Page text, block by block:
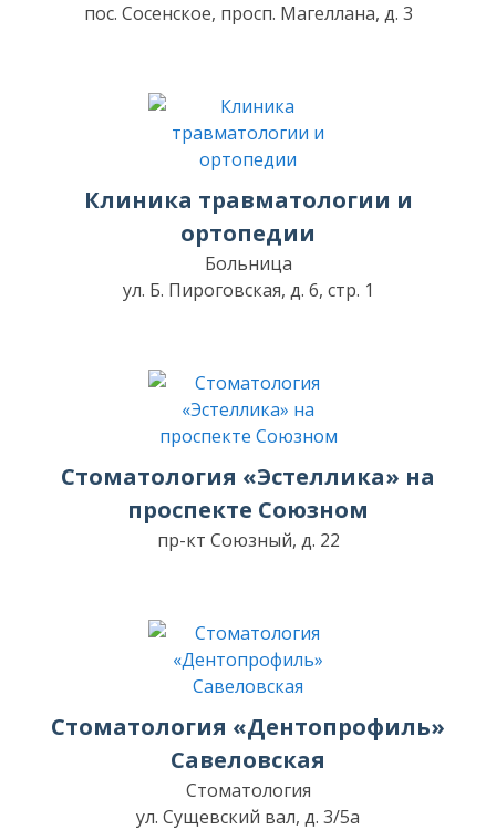
пос. Сосенское, просп. Магеллана, д. 3
Клиника травматологии и
ортопедии
Больница
ул. Б. Пироговская, д. 6, стр. 1
Стоматология «Эстеллика» на
проспекте Союзном
пр-кт Союзный, д. 22
Стоматология «Дентопрофиль»
Савеловская
Стоматология
ул. Сущевский вал, д. 3/5а